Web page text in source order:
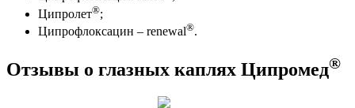
Ципролет®;
Ципрофлоксацин – renewal®.
Отзывы о глазных каплях Ципромед®